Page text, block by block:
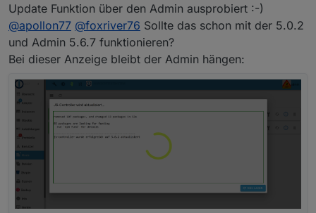
Update Funktion über den Admin ausprobiert :-)
@apollon77 @foxriver76 Sollte das schon mit der 5.0.2
und Admin 5.6.7 funktionieren?
Bei dieser Anzeige bleibt der Admin hängen: